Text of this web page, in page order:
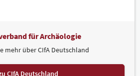
für Archäologie
mehr über CIfA Deutschland
CIfA Deutschland